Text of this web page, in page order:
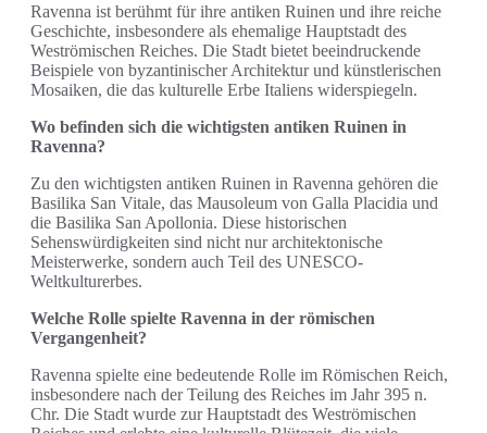
Ravenna ist berühmt für ihre antiken Ruinen und ihre reiche
Geschichte, insbesondere als ehemalige Hauptstadt des
Weströmischen Reiches. Die Stadt bietet beeindruckende
Beispiele von byzantinischer Architektur und künstlerischen
Mosaiken, die das kulturelle Erbe Italiens widerspiegeln.
Wo befinden sich die wichtigsten antiken Ruinen in
Ravenna?
Zu den wichtigsten antiken Ruinen in Ravenna gehören die
Basilika San Vitale, das Mausoleum von Galla Placidia und
die Basilika San Apollonia. Diese historischen
Sehenswürdigkeiten sind nicht nur architektonische
Meisterwerke, sondern auch Teil des UNESCO-
Weltkulturerbes.
Welche Rolle spielte Ravenna in der römischen
Vergangenheit?
Ravenna spielte eine bedeutende Rolle im Römischen Reich,
insbesondere nach der Teilung des Reiches im Jahr 395 n.
Chr. Die Stadt wurde zur Hauptstadt des Weströmischen